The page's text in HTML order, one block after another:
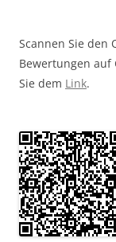
Scannen Sie den
Bewertungen auf
Sie dem Link.